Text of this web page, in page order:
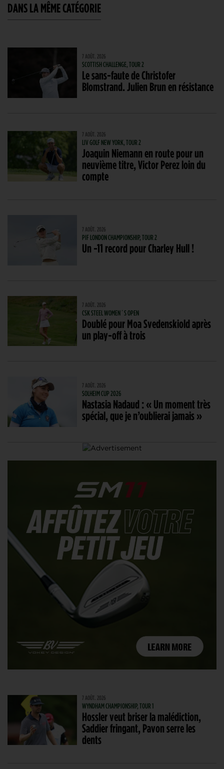
DANS LA MÊME CATÉGORIE
7 AOÛT. 2026
SCOTTISH CHALLENGE, TOUR 2
Le sans-faute de Christofer
Blomstrand. Julien Brun en résistance
7 AOÛT. 2026
LIV GOLF NEW YORK, TOUR 2
Joaquin Niemann en route pour un
neuvième titre, Victor Perez loin du
compte
7 AOÛT. 2026
PIF LONDON CHAMPIONSHIP, TOUR 2
Un -11 record pour Charley Hull !
7 AOÛT. 2026
CSK STEEL WOMEN´S OPEN
Doublé pour Moa Svedenskiold après
un play-off à trois
7 AOÛT. 2026
SOLHEIM CUP 2026
Nastasia Nadaud : « Un moment très
spécial, que je n’oublierai jamais »
7 AOÛT. 2026
WYNDHAM CHAMPIONSHIP, TOUR 1
Hossler veut briser la malédiction,
Saddier fringant, Pavon serre les
dents